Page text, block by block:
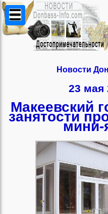
Новости
23 мая
Макеевский
занятости
мини-